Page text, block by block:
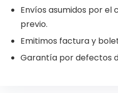
Envíos asumidos por el
previo.
Emitimos factura y
Garantía por defectos